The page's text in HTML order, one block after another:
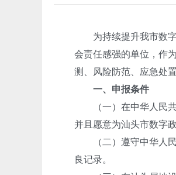
为持续提升我市数字
会责任感强的单位，作
测、风险防范、应急处
一、申报条件
（一）在中华人民共
并且愿意为汕头市数字
（二）遵守中华人民
良记录。